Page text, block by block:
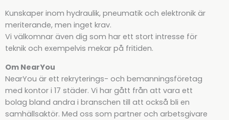
Kunskaper inom hydraulik, pneumatik och elektronik är
meriterande, men inget krav.
Vi välkomnar även dig som har ett stort intresse för
teknik och exempelvis mekar på fritiden.
Om NearYou
NearYou är ett rekryterings- och bemanningsföretag
med kontor i 17 städer. Vi har gått från att vara ett
bolag bland andra i branschen till att också bli en
samhällsaktör. Med oss som partner och arbetsgivare